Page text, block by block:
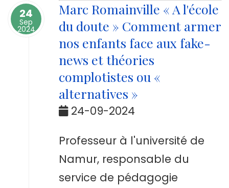
24
Sep
2024
Marc Romainville « A l'école
du doute » Comment armer
nos enfants face aux fake-
news et théories
complotistes ou «
alternatives »
24-09-2024
Professeur à l'université de
Namur, responsable du
service de pédagogie